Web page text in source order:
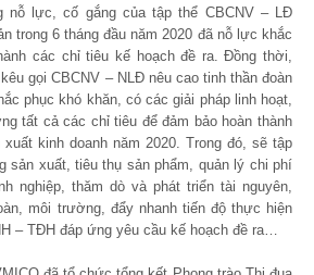
nỗ lực, cố gắng của tập thể CBCNV – LĐ
trong 6 tháng đầu năm 2020 đã nỗ lực khắc
các chỉ tiêu kế hoạch đề ra. Đồng thời,
gọi CBCNV – NLĐ nêu cao tinh thần đoàn
phục khó khăn, có các giải pháp linh hoạt,
tất cả các chỉ tiêu để đảm bảo hoàn thành
kinh doanh năm 2020. Trong đó, sẽ tập
sản xuất, tiêu thụ sản phẩm, quản lý chi phí
nghiệp, thăm dò và phát triển tài nguyên,
môi trường, đẩy nhanh tiến độ thực hiện
– TĐH đáp ứng yêu cầu kế hoạch đề ra…